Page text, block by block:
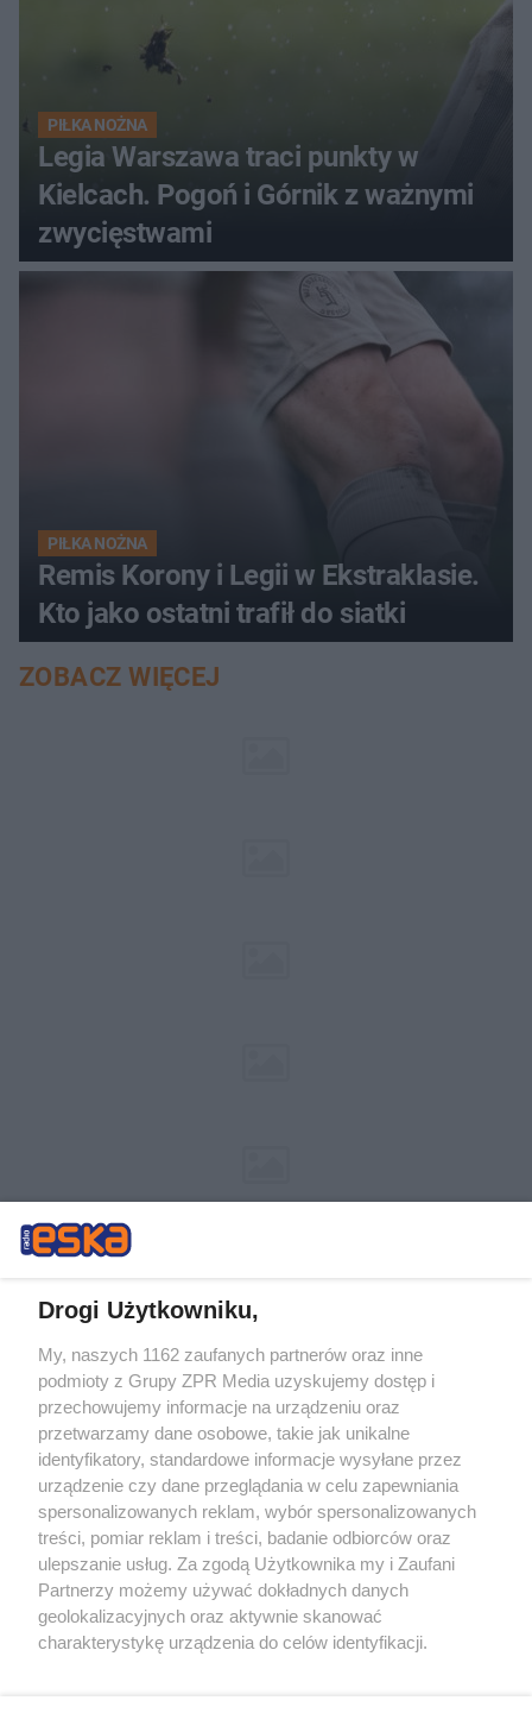
PIŁKA NOŻNA
Legia Warszawa traci punkty w
Kielcach. Pogoń i Górnik z ważnymi
zwycięstwami
PIŁKA NOŻNA
Remis Korony i Legii w Ekstraklasie.
Kto jako ostatni trafił do siatki
ZOBACZ WIĘCEJ
Żaden utwór zamieszczony w serwisie nie może być powielany i
rozpowszechniany lub dalej rozpowszechniany w jakikolwiek sposób (w
tym także elektroniczny lub mechaniczny) na jakimkolwiek polu
eksploatacji w jakiejkolwiek formie, włącznie z umieszczaniem w
Internecie bez pisemnej zgody właściciela praw. Jakiekolwiek użycie lub
wykorzystanie utworów w całości lub w części z naruszeniem prawa,
tzn. bez właściwej zgody, jest zabronione pod groźbą kary i może być
ścigane prawnie.
Drogi Użytkowniku,
My, naszych 1162 zaufanych partnerów oraz inne
podmioty z Grupy ZPR Media uzyskujemy dostęp i
przechowujemy informacje na urządzeniu oraz
przetwarzamy dane osobowe, takie jak unikalne
identyfikatory, standardowe informacje wysyłane przez
urządzenie czy dane przeglądania w celu zapewniania
spersonalizowanych reklam, wybór spersonalizowanych
treści, pomiar reklam i treści, badanie odbiorców oraz
ulepszanie usług. Za zgodą Użytkownika my i Zaufani
Partnerzy możemy używać dokładnych danych
geolokalizacyjnych oraz aktywnie skanować
charakterystykę urządzenia do celów identyfikacji.